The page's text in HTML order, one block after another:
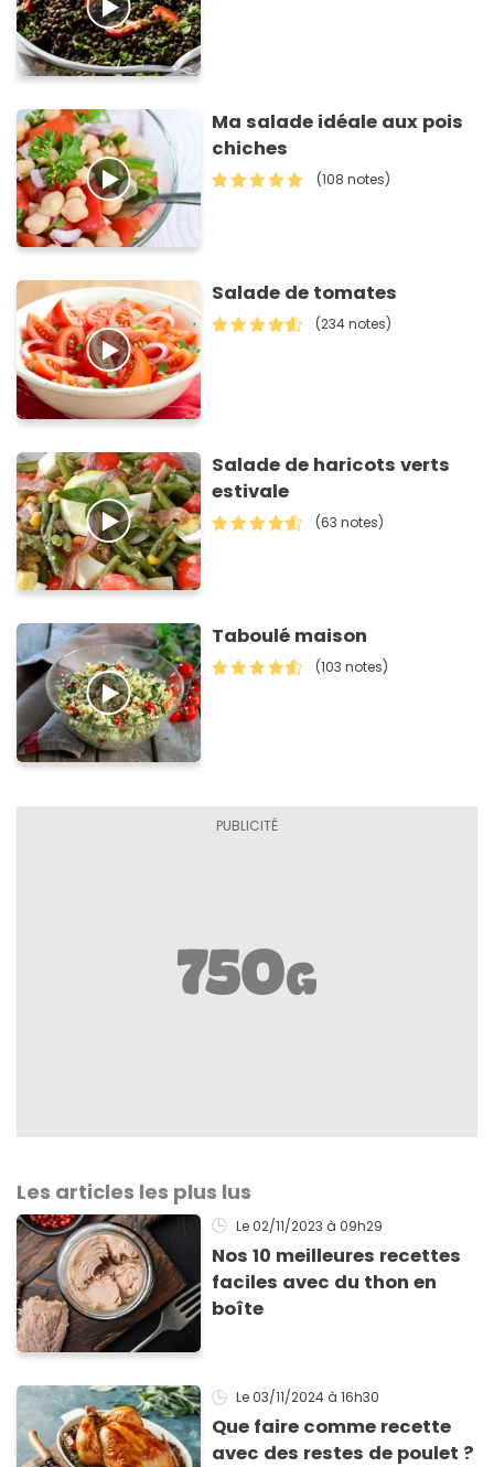
Ma salade idéale aux pois
chiches
(108 notes)
Salade de tomates
(234 notes)
Salade de haricots verts
estivale
(63 notes)
Taboulé maison
(103 notes)
Les articles les plus lus
Le 02/11/2023 à 09h29
Nos 10 meilleures recettes
faciles avec du thon en
boîte
Le 03/11/2024 à 16h30
Que faire comme recette
avec des restes de poulet ?